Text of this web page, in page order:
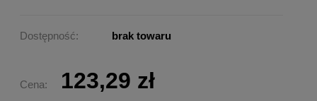
Dostępność: brak towaru
Cena: 123,29 zł